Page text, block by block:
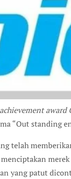
award
“Out standing
telah
yang patut